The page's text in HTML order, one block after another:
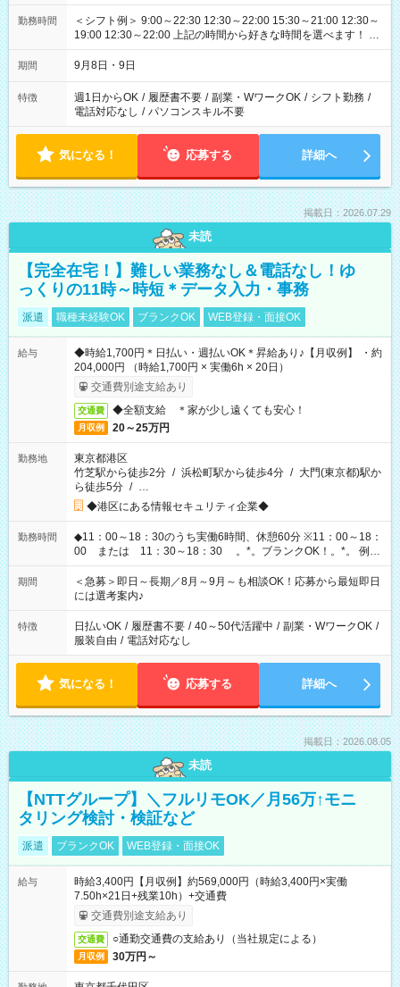
勤務時間
＜シフト例＞ 9:00～22:30 12:30～22:00 15:30～21:00 12:30～
19:00 12:30～22:00 上記の時間から好きな時間を選べます！ ※
時間は変更となる可能性があります
期間 9月8日・9日
特徴 週1日からOK / 履歴書不要 / 副業・WワークOK / シフト勤務 /
電話対応なし / パソコンスキル不要
気になる！ 応募する 詳細へ
掲載日：2026.07.29
未読
【完全在宅！】難しい業務なし＆電話なし！ゆ
っくりの11時～時短＊データ入力・事務
派遣 職種未経験OK ブランクOK WEB登録・面接OK
給与
◆時給1,700円＊日払い・週払いOK＊昇給あり♪【月収例】 ・約
204,000円 （時給1,700円 × 実働6h × 20日）
交通費別途支給あり
交通費 ◆全額支給 ＊家が少し遠くても安心！
月収例 20～25万円
勤務地
東京都港区
竹芝駅から徒歩2分 / 浜松町駅から徒歩4分 / 大門(東京都)駅か
ら徒歩5分 / …
◆港区にある情報セキュリティ企業◆
勤務時間
◆11：00～18：30のうち実働6時間、休憩60分 ※11：00～18：
00 または 11：30～18：30 。*。ブランクOK！。*。 例え
ば前職が、 在宅/財団法人/事務/コールセンター/受付/販売/カフェ
スタッフ スイーツ販売/ホテルフロント/化粧品販売/など 様々な
業界から入社して活躍されています♪
期間
＜急募＞即日～長期／8月～9月～も相談OK！応募から最短即日
には選考案内♪
特徴 日払いOK / 履歴書不要 / 40～50代活躍中 / 副業・WワークOK /
服装自由 / 電話対応なし
気になる！ 応募する 詳細へ
掲載日：2026.08.05
未読
【NTTグループ】＼フルリモOK／月56万↑モニ
タリング検討・検証など
派遣 ブランクOK WEB登録・面接OK
給与
時給3,400円【月収例】約569,000円（時給3,400円×実働
7.50h×21日+残業10h）+交通費
交通費別途支給あり
交通費 ○通勤交通費の支給あり（当社規定による）
月収例 30万円～